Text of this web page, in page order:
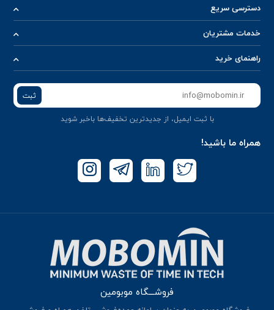
دسترسی سریع
خدمات مشتریان
راهنمای خرید
ثبت
با ثبت ایمیل، از جدید‌ترین تخفیف‌ها با‌خبر شوید
همراه ما باشید!
فروشـــگاه موبومین